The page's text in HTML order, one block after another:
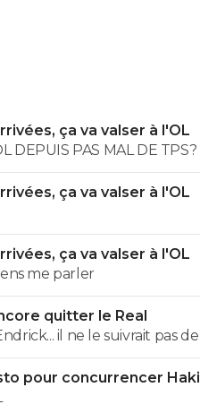
ça va valser à l'OL
PAS MAL DE TPS? lol. t
ça va valser à l'OL
ça va valser à l'OL
me parler
quitter le Real
il ne le suivrait pas
pour concurrencer